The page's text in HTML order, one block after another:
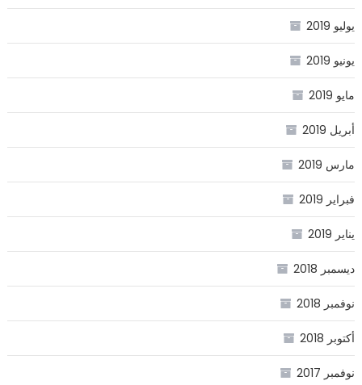
يوليو 2019
يونيو 2019
مايو 2019
أبريل 2019
مارس 2019
فبراير 2019
يناير 2019
ديسمبر 2018
نوفمبر 2018
أكتوبر 2018
نوفمبر 2017